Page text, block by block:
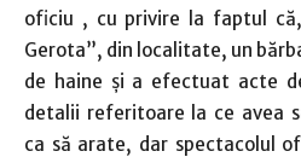
oficiu , cu privire la faptul
Gerota”, din localitate, un
de haine și a efectuat acte
detalii referitoare la ce avea
ca să arate, dar spectacolul